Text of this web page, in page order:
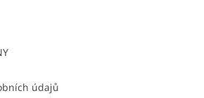
údajů